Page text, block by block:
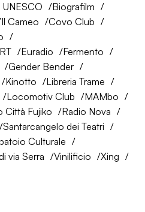
Biografilm
Il Cameo
Covo Club
Euradio
Fermento
Gender Bender
Kinotto
Libreria Trame
Locomotiv Club
MAMbo
Città Fujiko
Radio Nova
Santarcangelo dei Teatri
Culturale
via Serra Vinilificio
Xing